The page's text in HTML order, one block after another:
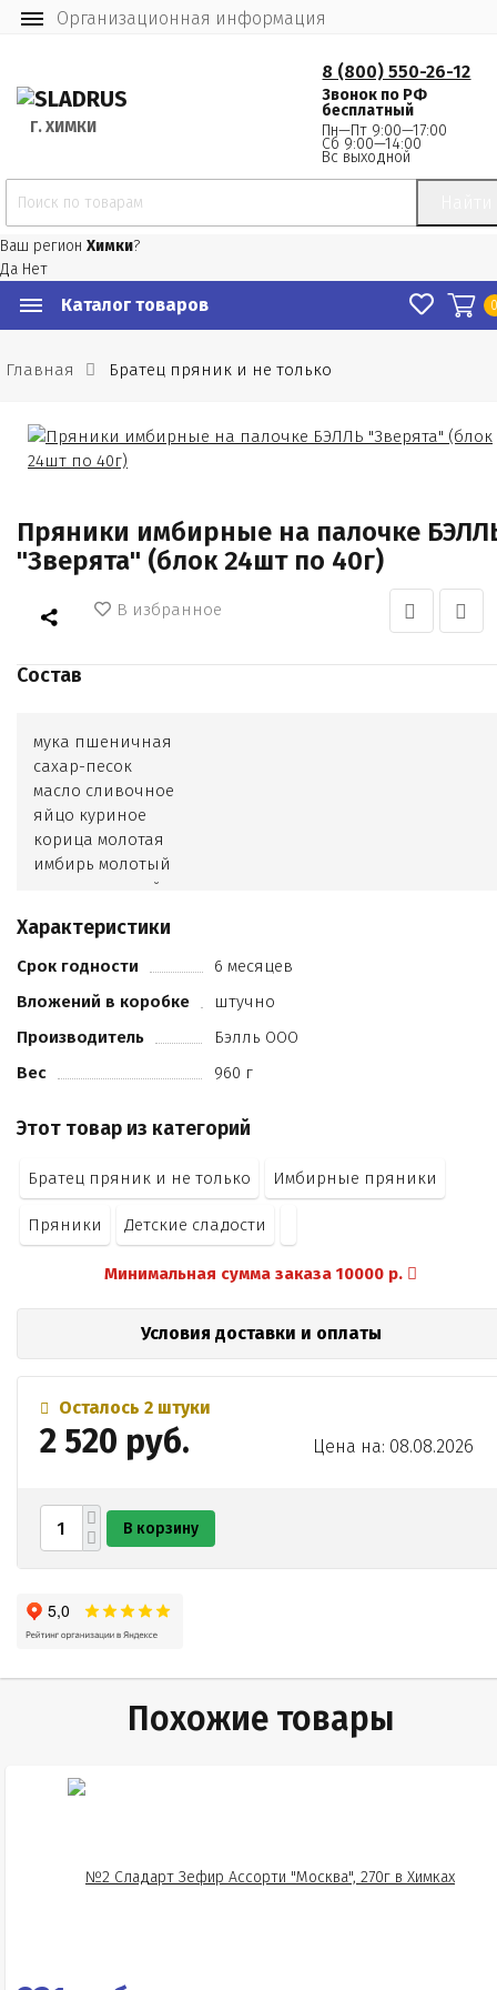
Организационная информация
Г. ХИМКИ
8 (800) 550-26-12
Звонок по РФ
бесплатный
Пн—Пт 9:00—17:00
Сб 9:00—14:00
Вс выходной
Ваш регион Химки?
Да Нет
Каталог товаров
Главная Братец пряник и не только
Пряники имбирные на палочке
"Зверята" (блок 24шт по 40г)
В избранное
Состав
мука пшеничная
сахар-песок
масло сливочное
яйцо куриное
корица молотая
имбирь молотый
орех мускатный
гвоздика
регулятор кислотности
пудра сахарная
вода
красители пищевые
Характеристики
Срок годности
6 месяцев
Вложений в коробке
штучно
Производитель
Бэлль ООО
Вес
960 г
Этот товар из категорий
Братец пряник и не только Имбирные пряники
Пряники Детские сладости
Минимальная сумма заказа 10000 р.
Условия доставки и оплаты
Осталось 2 штуки
2 520 руб. Цена на: 08.08.2026
В корзину
Похожие товары